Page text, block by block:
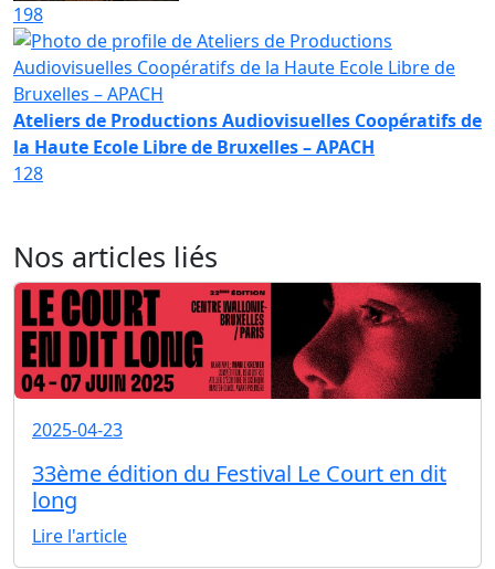
198
Ateliers de Productions Audiovisuelles Coopératifs de
la Haute Ecole Libre de Bruxelles – APACH
128
Nos articles liés
2025-04-23
33ème édition du Festival Le Court en dit
long
Lire l'article